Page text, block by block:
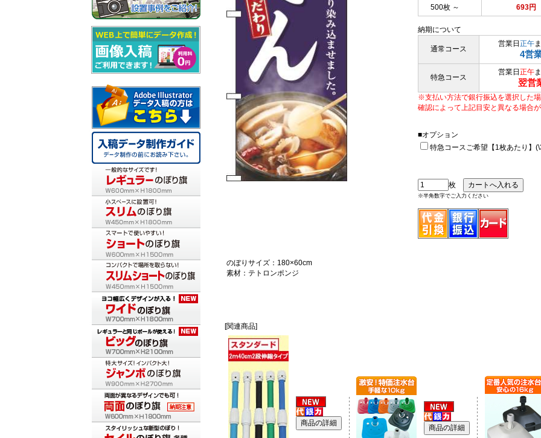
500枚 ～
693円
納期について
通常コース
営業日 正午
4営
特急コース
営業日 正午
翌営
※支払い方法で銀行振込を選択した
確認によって上記目安と異なる場合
■オプション
特急コースご希望【1枚あたり】
枚
※半角数字でご入力ください
のぼりサイズ：180×60cm
素材：テトロンポンジ
[関連商品]